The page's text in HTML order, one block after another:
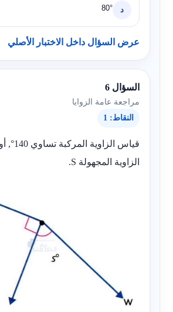
د 80°
عرض السؤال داخل الاختبار الأصلي
السؤال 6
مراجعة عامة الزوايا
النقاط: 1
قياس
الزاوية المجهولة S.